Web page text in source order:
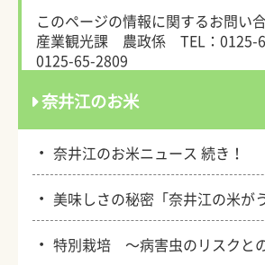
このページの情報に関するお問い
産業観光課 農政係
TEL：0125-
0125-65-2809
奈井江のお米
・奈井江のお米ニュース 続き！
・ 美味しさの秘密「奈井江の米が
・特別栽培 ～病害虫のリスクと